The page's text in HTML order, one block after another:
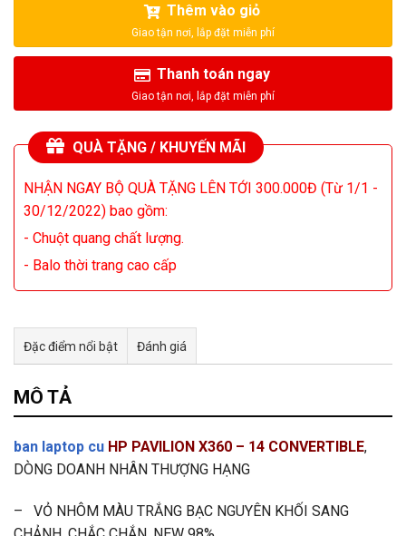
Thêm vào giỏ
Thanh toán ngay
QUÀ TẶNG / KHUYẾN MÃI
NHẬN NGAY BỘ QUÀ TẶNG LÊN TỚI 300.000Đ (Từ 1/1 -
30/12/2022) bao gồm:
- Chuột quang chất lượng.
- Balo thời trang cao cấp
Đặc điểm nổi bật Đánh giá
Tư vấn & bán hàng qua Facebook
MÔ TẢ
ban laptop cu HP PAVILION X360 – 14 CONVERTIBLE,
DÒNG DOANH NHÂN THƯỢNG HẠNG
– VỎ NHÔM MÀU TRẮNG BẠC NGUYÊN KHỐI SANG